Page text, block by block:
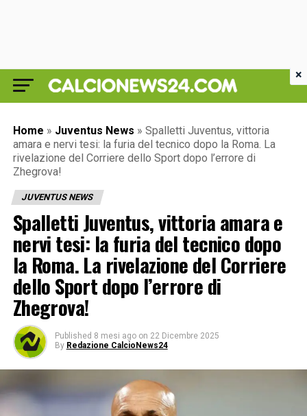
Home » Juventus News » Spalletti Juventus, vittoria
amara e nervi tesi: la furia del tecnico dopo la Roma. La
rivelazione del Corriere dello Sport dopo l’errore di
Zhegrova!
JUVENTUS NEWS
Spalletti Juventus, vittoria amara e
nervi tesi: la furia del tecnico dopo
la Roma. La rivelazione del Corriere
dello Sport dopo l’errore di
Zhegrova!
Published 8 mesi ago on 22 Dicembre 2025
By Redazione CalcioNews24
×